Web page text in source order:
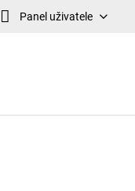
Panel uživatele